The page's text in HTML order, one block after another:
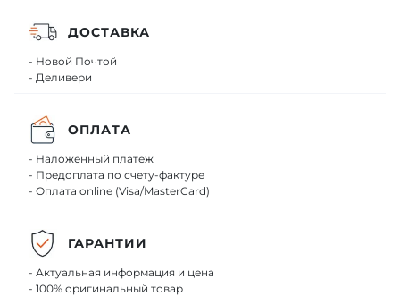
ДОСТАВКА
- Новой Почтой
- Деливери
ОПЛАТА
- Наложенный платеж
- Предоплата по счету-фактуре
- Оплата online (Visa/MasterCard)
ГАРАНТИИ
- Актуальная информация и цена
- 100% оригинальный товар